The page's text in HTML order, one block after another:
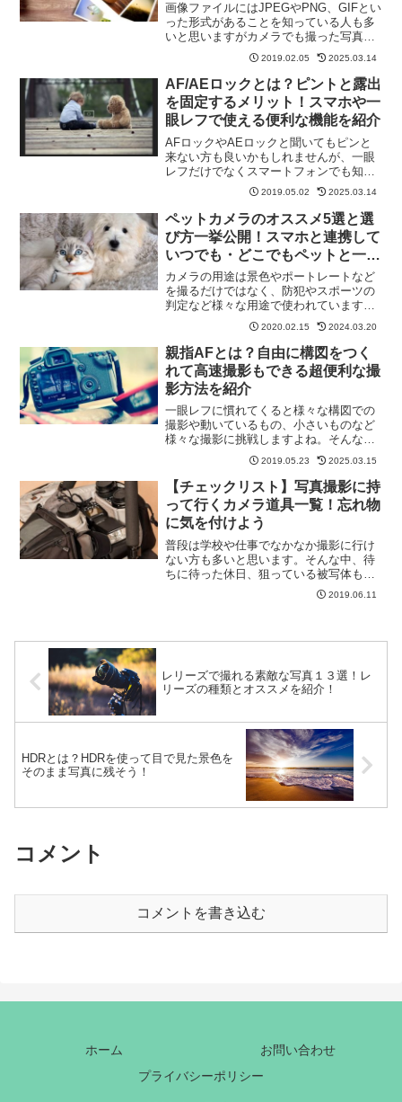
画像ファイルにはJPEGやPNG、GIFとい
った形式があることを知っている人も多
いと思いますがカメラでも撮った写真を
どのような形式で保存するか決めること
ができます。通常は最も一般的なJPEG
形式で保存されていると思いますが画質
を気にするとき...
2019.02.05 2025.03.14
AF/AEロックとは？ピントと露出
を固定するメリット！スマホや一
眼レフで使える便利な機能を紹介
AFロックやAEロックと聞いてもピンと
来ない方も良いかもしれませんが、一眼
レフだけでなくスマートフォンでも知っ
ているととっても便利な機能です。特に
スマートフォンではフォーカスや明るさ
の調整が自動で行われるため、非常に便
利です。それでは、さっ...
2019.05.02 2025.03.14
ペットカメラのオススメ5選と選
び方一挙公開！スマホと連携して
いつでも・どこでもペットと一緒
に！
カメラの用途は景色やポートレートなど
を撮るだけではなく、防犯やスポーツの
判定など様々な用途で使われています。
一人暮らしでも動物を飼う方も増えてき
ているので、家を空けている間もしっか
り見られるのは安心ですよね。そこで、
今回は犬や猫などかわいい...
2020.02.15 2024.03.20
親指AFとは？自由に構図をつく
れて高速撮影もできる超便利な撮
影方法を紹介
一眼レフに慣れてくると様々な構図での
撮影や動いているもの、小さいものなど
様々な撮影に挑戦しますよね。そんな時
にシャッターボタンを押してピントを合
わせてるとピントや構図が思い通りにな
らなかったり、時間がかかってしまった
り、何かと不便だと思う機...
2019.05.23 2025.03.15
【チェックリスト】写真撮影に持
って行くカメラ道具一覧！忘れ物
に気を付けよう
普段は学校や仕事でなかなか撮影に行け
ない方も多いと思います。そんな中、待
ちに待った休日、狙っている被写体も天
候もバッチリ！そんな日に限って忘れ物
をしてしまったり充電し忘れてしまった
2019.06.11
レリーズで撮れる素敵な写真１３選！レ
リーズの種類とオススメを紹介！
HDRとは？HDRを使って目で見た景色を
そのまま写真に残そう！
コメント
コメントを書き込む
ホーム
お問い合わせ
プライバシーポリシー